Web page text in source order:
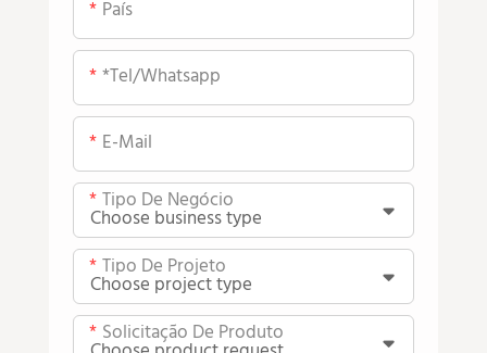
País
*tel/whatsapp
E-Mail
Tipo De Negócio
Tipo De Projeto
Solicitação De Produto